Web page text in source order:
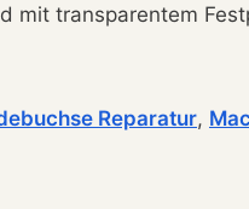
mit transparentem
Reparatur,